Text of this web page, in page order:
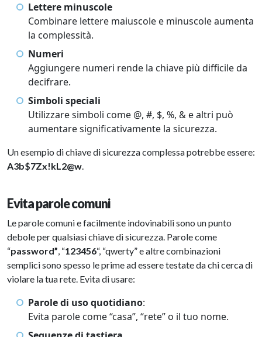
Lettere minuscole
Combinare lettere maiuscole e minuscole aumenta
la complessità.
Numeri
Aggiungere numeri rende la chiave più difficile da
decifrare.
Simboli speciali
Utilizzare simboli come @, #, $, %, & e altri può
aumentare significativamente la sicurezza.
Un esempio di chiave di sicurezza complessa potrebbe essere:
A3b$7Zx!kL2@w.
Evita parole comuni
Le parole comuni e facilmente indovinabili sono un punto
debole per qualsiasi chiave di sicurezza. Parole come
“password”, “123456“, “qwerty” e altre combinazioni
semplici sono spesso le prime ad essere testate da chi cerca di
violare la tua rete. Evita di usare:
Parole di uso quotidiano:
Evita parole come “casa”, “rete” o il tuo nome.